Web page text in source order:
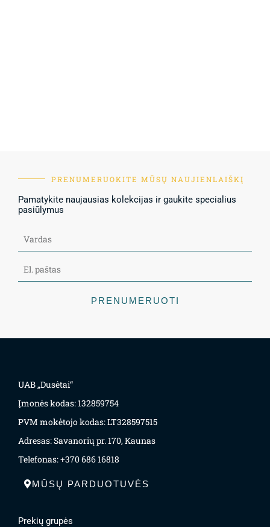
PRENUMERUOKITE MŪSŲ NAUJIENLAIŠKĮ
Pamatykite naujausias kolekcijas ir gaukite specialius
pasiūlymus
PRENUMERUOTI
UAB „Dusėtai“
Įmonės kodas: 132859754
PVM mokėtojo kodas: LT328597515
Adresas: Savanorių pr. 170, Kaunas
Telefonas: +370 686 16818
MŪSŲ PARDUOTUVĖS
Prekių grupės